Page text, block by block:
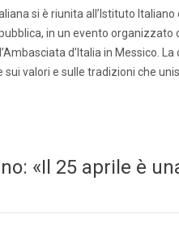
si è riunita all’Istituto
in un evento
d’Italia in Messico.
valori e sulle tradizioni che
«Il 25 aprile è